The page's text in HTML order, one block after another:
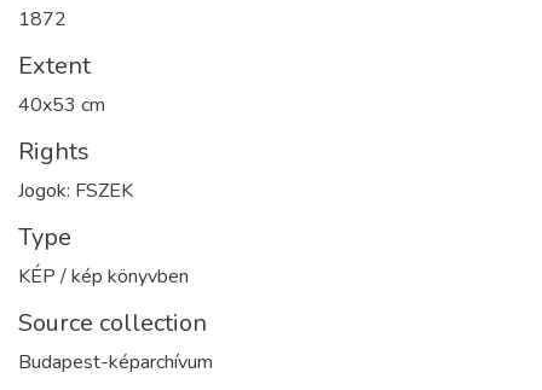
1872
Extent
40x53 cm
Rights
Jogok: FSZEK
Type
KÉP / kép könyvben
Source collection
Budapest-képarchívum